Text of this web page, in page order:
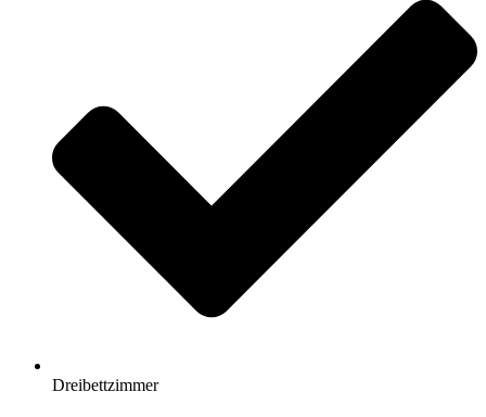
Dreibettzimmer